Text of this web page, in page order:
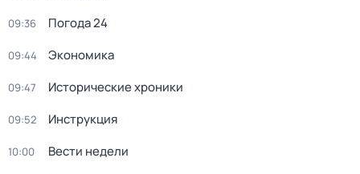
09:36 Погода 24
09:44 Экономика
09:47 Исторические хроники
09:52 Инструкция
10:00 Вести недели